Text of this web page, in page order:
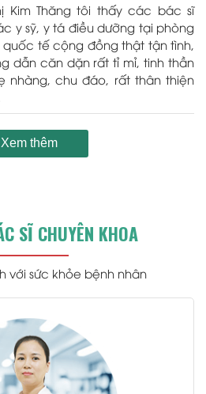
Kim Thăng tôi thấy các bác sĩ
y sỹ, y tá điều dưỡng tại phòng
tế cộng đồng thật tận tình,
dẫn căn dặn rất tỉ mỉ, tinh thần
nhàng, chu đáo, rất thân thiện
Xem thêm
SĨ CHUYÊN KHOA
với sức khỏe bệnh nhân